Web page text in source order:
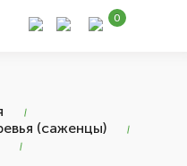
0
(саженцы)